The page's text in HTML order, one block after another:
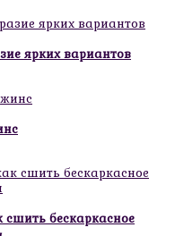
ярких вариантов
бескаркасное